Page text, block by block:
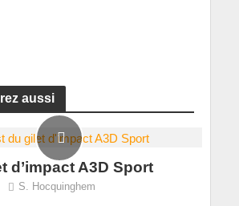
aussi
d’impact A3D Sport
S. Hocquinghem